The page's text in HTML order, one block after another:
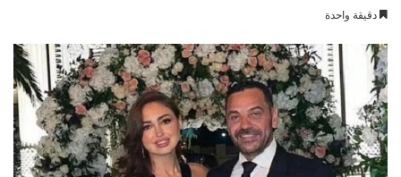
دقيقة واحدة